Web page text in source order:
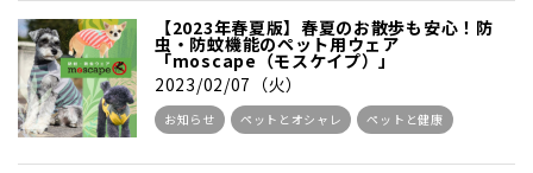
【2023年春夏版】春夏のお散歩も安心！防
虫・防蚊機能のペット用ウェア
「moscape（モスケイプ）」
2023/02/07（火）
お知らせ ペットとオシャレ ペットと健康